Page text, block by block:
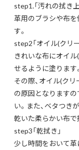
step1.「汚れの拭き上
革用のブラシや布を
す。
step2「オイル(クリ
きれいな布にオイ
せるように塗ります。
その際、オイル(ク
の原因となります
い。また、ベタつき
乾いた柔らかい布で
step3「乾拭き」
少し時間をおいて